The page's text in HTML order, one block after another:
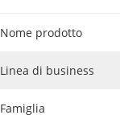
Nome prodotto
Linea di business
Famiglia